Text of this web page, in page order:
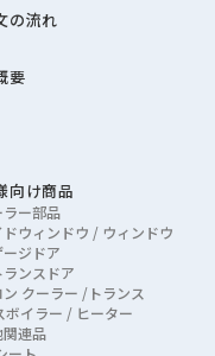
の流れ
要
向け商品
ラー部品
ドウィンドウ / ウィンドウ
ジドア
ンスドア
クーラー /トランス
ボイラー / ヒーター
関連品